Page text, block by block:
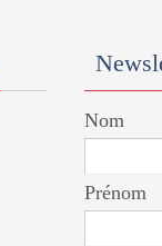
Nom
Prénom